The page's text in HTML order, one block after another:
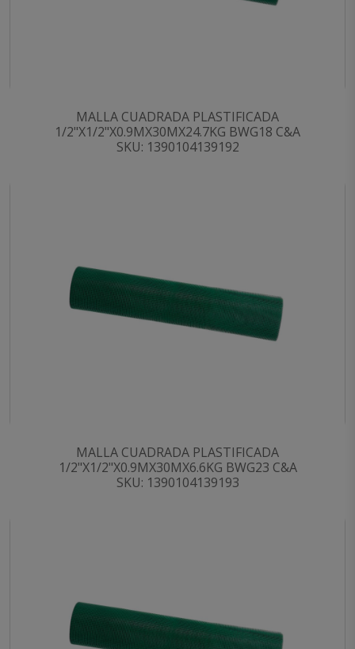
MALLA CUADRADA PLASTIFICADA
1/2"X1/2"X0.9MX30MX24.7KG BWG18 C&A
SKU: 1390104139192
MALLA CUADRADA PLASTIFICADA
1/2"X1/2"X0.9MX30MX6.6KG BWG23 C&A
SKU: 1390104139193